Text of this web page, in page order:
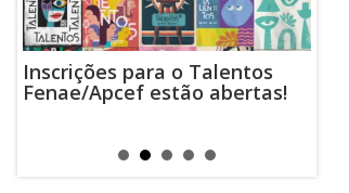
Inscrições para o Talentos
Fenae/Apcef estão abertas!